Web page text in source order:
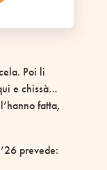
Poi li
e chissà…
fatta,
prevede: